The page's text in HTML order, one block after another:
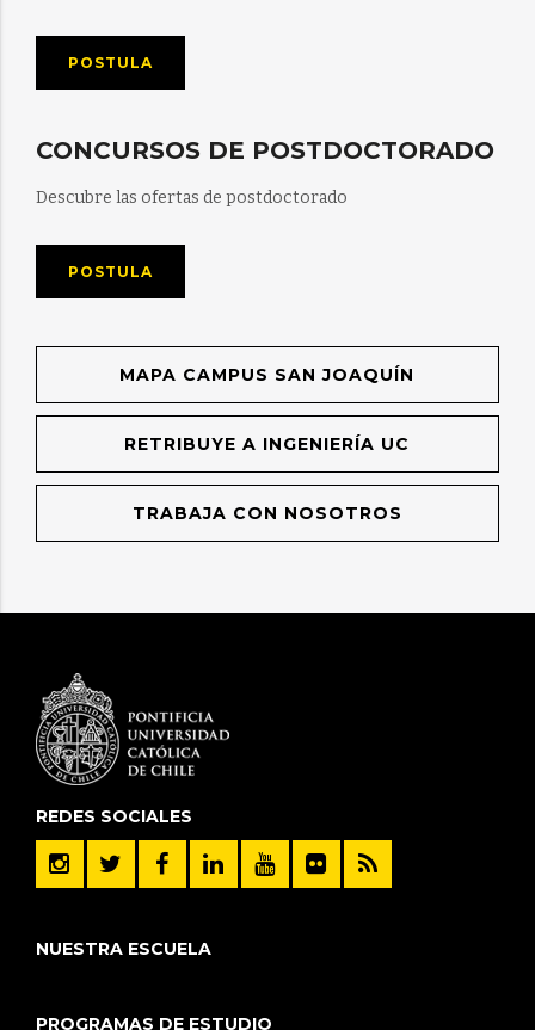
POSTULA
CONCURSOS DE POSTDOCTORADO
Descubre las ofertas de postdoctorado
POSTULA
MAPA CAMPUS SAN JOAQUÍN
RETRIBUYE A INGENIERÍA UC
TRABAJA CON NOSOTROS
REDES SOCIALES
NUESTRA ESCUELA
PROGRAMAS DE ESTUDIO